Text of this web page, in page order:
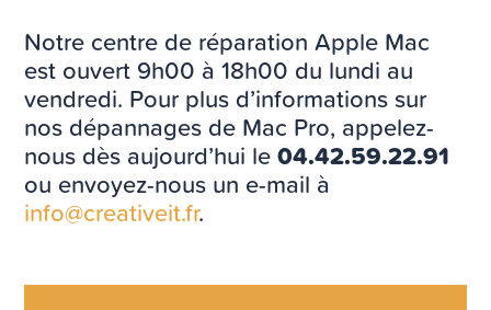
Notre centre de réparation Apple Mac
est ouvert 9h00 à 18h00 du lundi au
vendredi. Pour plus d’informations sur
nos dépannages de Mac Pro, appelez-
nous dès aujourd’hui le04.42.59.22.91
ou envoyez-nous un e-mail à
info@creativeit.fr.